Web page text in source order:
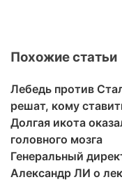
Похожие статьи
Лебедь против
решат, кому
Долгая икота
головного мозга
Генеральный
Александр ЛИ о